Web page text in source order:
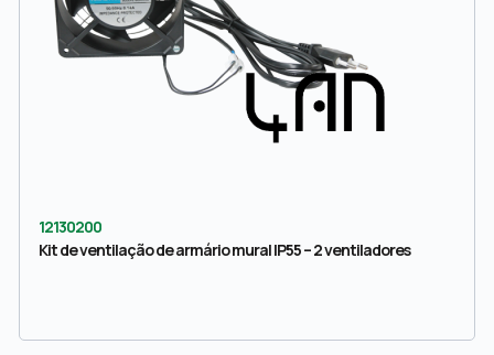
12130200
Kit de ventilação de armário mural IP55 – 2 ventiladores